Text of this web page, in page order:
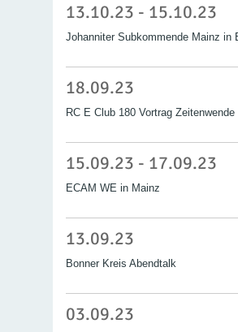
13.10.23 - 15.10.23
Johanniter Subkommende Mainz in
18.09.23
RC E Club 180 Vortrag Zeitenwende
15.09.23 - 17.09.23
ECAM WE in Mainz
13.09.23
Bonner Kreis Abendtalk
03.09.23